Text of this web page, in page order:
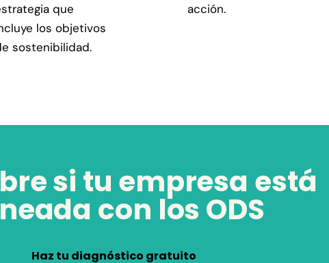
que
los objetivos
sostenibilidad.
acción.
si tu empresa está
con los ODS
Haz tu diagnóstico gratuito